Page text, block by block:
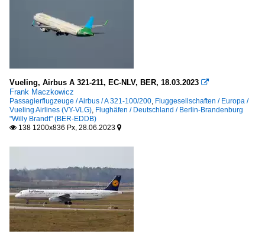
Vueling, Airbus A 321-211, EC-NLV, BER, 18.03.2023 
Frank Maczkowicz
Passagierflugzeuge / Airbus / A 321-100/200, Fluggesellschaften / Europa /
Vueling Airlines (VY-VLG), Flughäfen / Deutschland / Berlin-Brandenburg
"Willy Brandt" (BER-EDDB)
 138 1200x836 Px, 28.06.2023 